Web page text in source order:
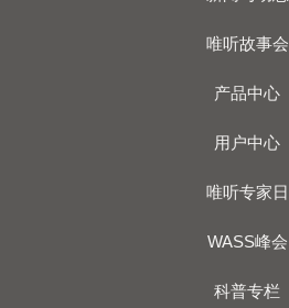
唯听故事会
产品中心
用户中心
唯听专家日
WASS峰会
科普专栏